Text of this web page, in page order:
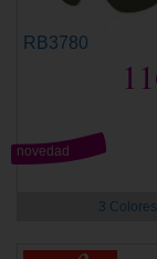
RB3780
novedad
3